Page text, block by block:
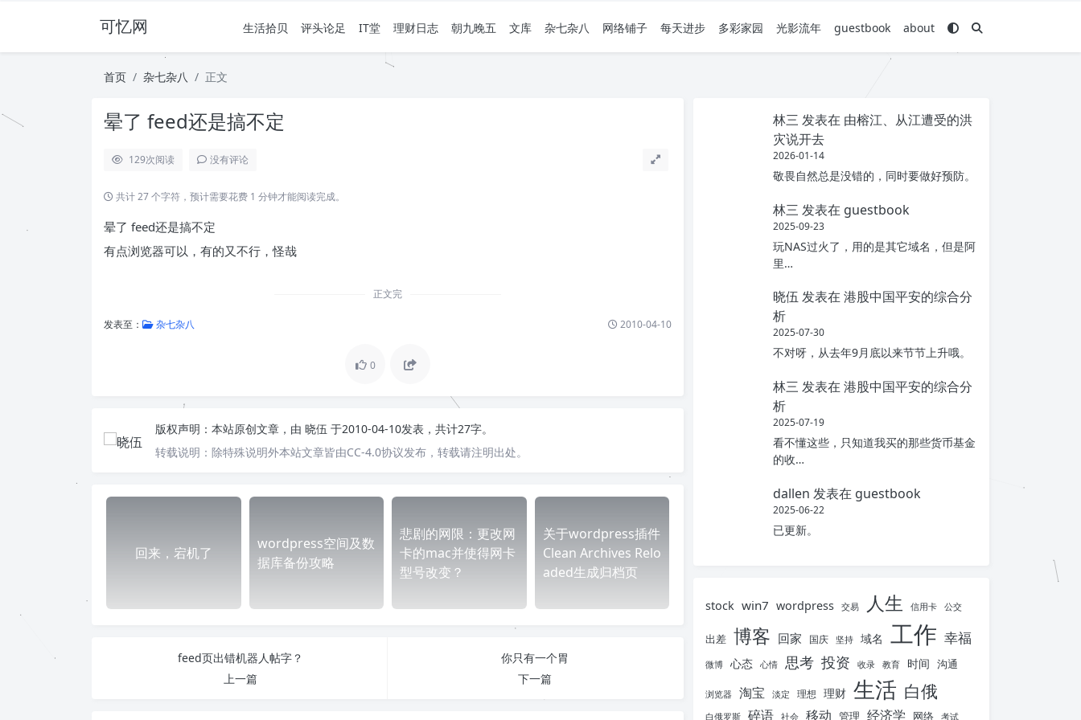
可忆网 生活拾贝 评头论足 IT堂 理财日志 朝九晚五 文库 杂七杂八 网络铺子 每天进步 多彩家园 光影流年 guestbook about
首页 杂七杂八 正文
晕了 feed还是搞不定
129次阅读 没有评论
共计 27 个字符，预计需要花费 1 分钟才能阅读完成。
晕了 feed还是搞不定
有点浏览器可以，有的又不行，怪哉
正文完
发表至： 杂七杂八 2010-04-10
0
版权声明： 本站原创文章，由 晓伍 于2010-04-10发表，共计27字。
转载说明： 除特殊说明外本站文章皆由CC-4.0协议发布，转载请注明出处。
回来，宕机了
wordpress空间及数
据库备份攻略
悲剧的网限：更改网
卡的mac并使得网卡
型号改变？
关于wordpress插件
Clean Archives Relo
aded生成归档页
feed页出错机器人帖字？
上一篇
你只有一个胃
下一篇
林三 发表在 由榕江、从江遭受的洪
灾说开去
2026-01-14
敬畏自然总是没错的，同时要做好预防。
林三 发表在 guestbook
2025-09-23
玩NAS过火了，用的是其它域名，但是阿
里…
晓伍 发表在 港股中国平安的综合分
析
2025-07-30
不对呀，从去年9月底以来节节上升哦。
林三 发表在 港股中国平安的综合分
析
2025-07-19
看不懂这些，只知道我买的那些货币基金
的收…
dallen 发表在 guestbook
2025-06-22
已更新。
stock win7 wordpress 交易 人生 信用卡 公交
出差 博客 回家 国庆 坚持 域名 工作 幸福
微博 心态 心情 思考 投资 收录 教育 时间 沟通
浏览器 淘宝 淡定 理想 理财 生活 白俄
白俄罗斯 碎语 社会 移动 管理 经济学 网络 考试